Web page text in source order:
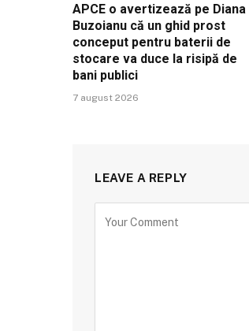
APCE o avertizează pe Diana
Buzoianu că un ghid prost
conceput pentru baterii de
stocare va duce la risipă de
bani publici
7 august 2026
LEAVE A REPLY